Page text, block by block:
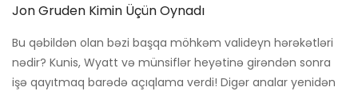
Jon Gruden Kimin Üçün Oynadı
Bu qəbildən olan bəzi başqa möhkəm valideyn hərəkətləri
nədir? Kunis, Wyatt və münsiflər heyətinə girəndən sonra
işə qayıtmaq barədə açıqlama verdi! Digər analar yenidən